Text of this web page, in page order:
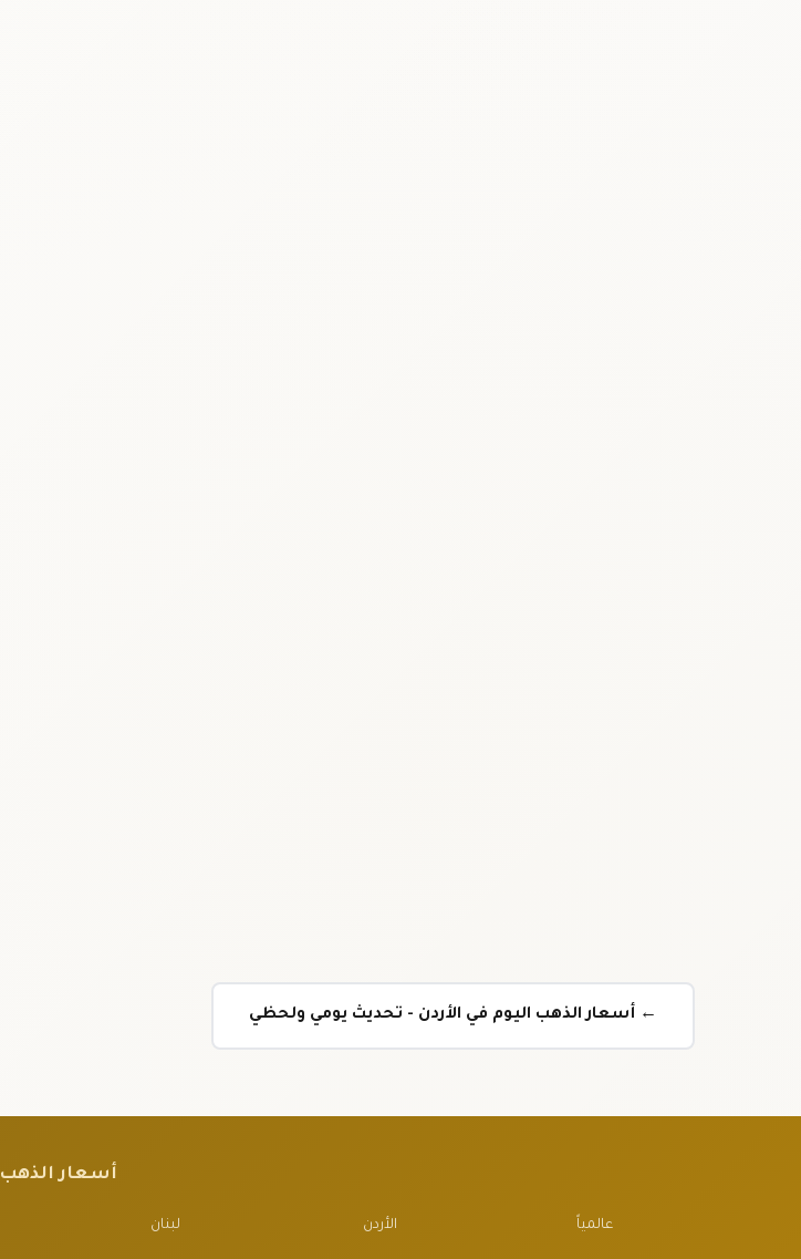
← أسعار الذهب اليوم في الأردن - تحديث يومي ولحظي
أسعار الذهب
عالمياً الأردن لبنان